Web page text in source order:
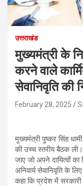
उत्तराखंड
मुख्यमंत्री के
करने वाले
सेवानिवृति की
February 28, 2025
मुख्यमंत्री पुष्कर सिंह
की उच्च स्तरीय बैठक ली।
जाए जो अपने दायित्वों का
अनिवार्य सेवानिवृति के
कहा कि प्रदेश में सरकारी